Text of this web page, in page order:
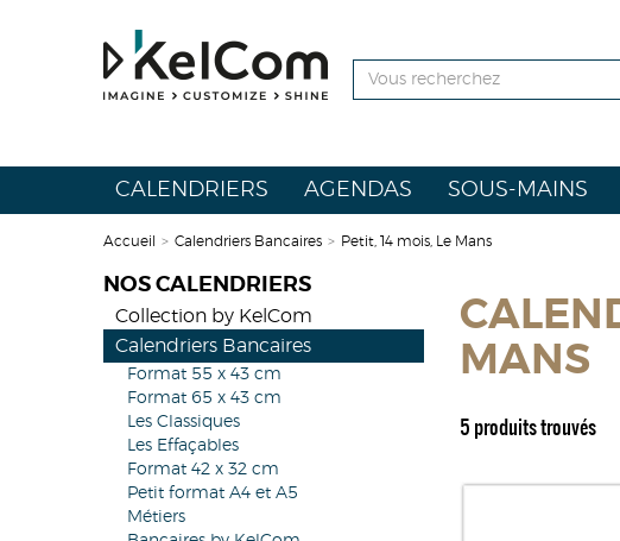
CALENDRIERS AGENDAS SOUS-MAINS
Accueil > Calendriers Bancaires > Petit, 14 mois, Le Mans
NOS CALENDRIERS
Collection by KelCom
Calendriers Bancaires
Format 55 x 43 cm
Format 65 x 43 cm
Les Classiques
Les Effaçables
Format 42 x 32 cm
Petit format A4 et A5
Métiers
MANS
5 produits trouvés